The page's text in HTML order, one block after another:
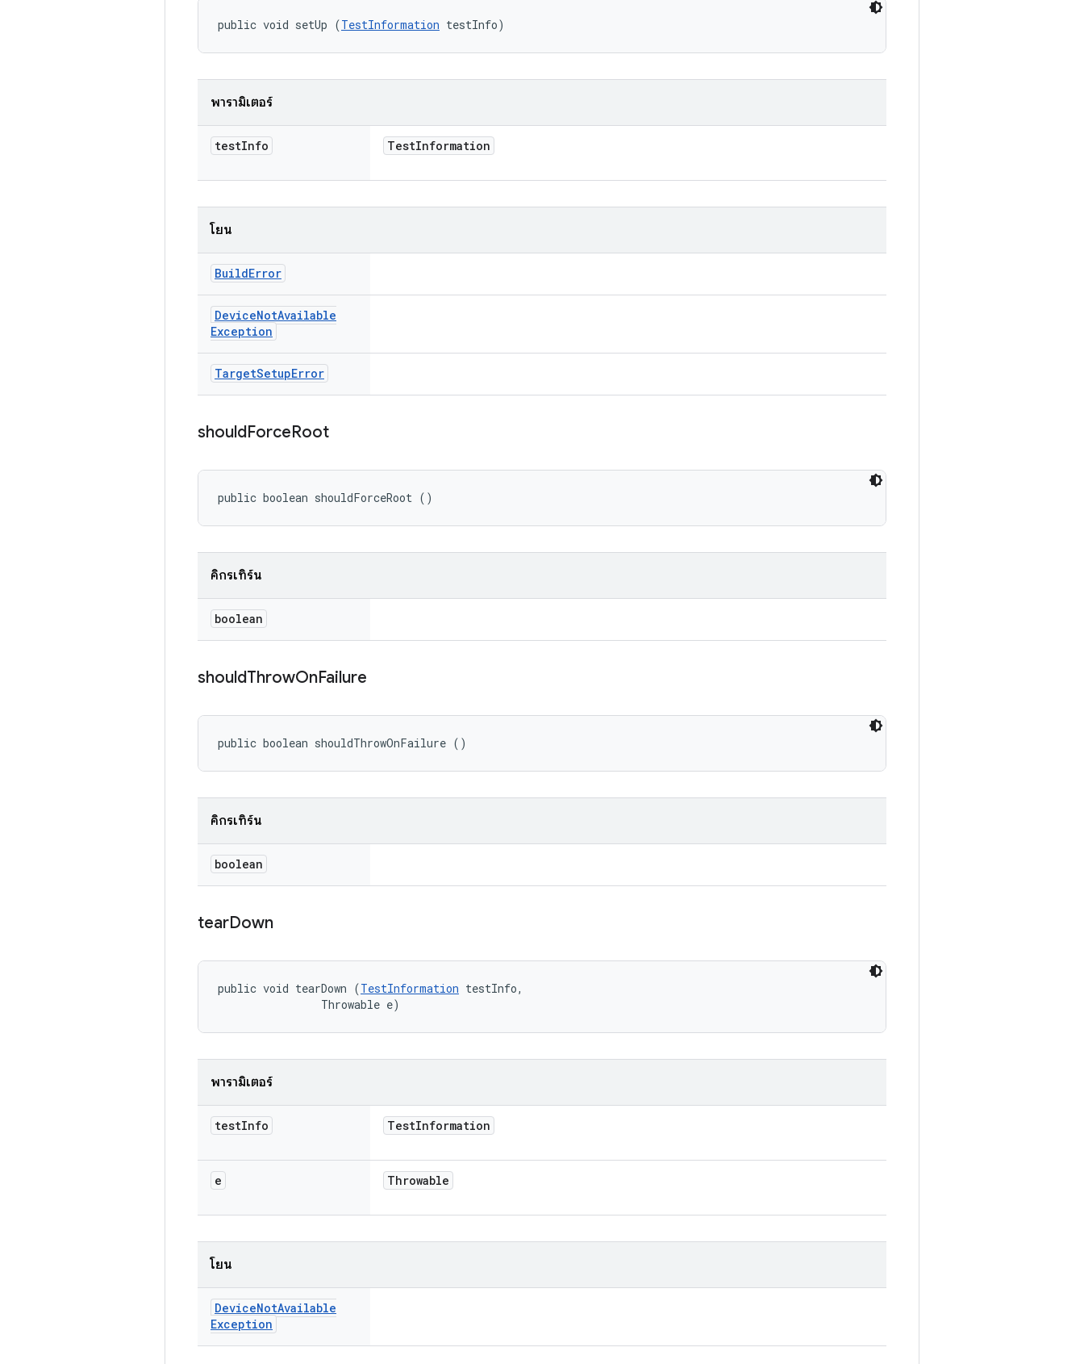
public void setUp (TestInformation testInfo)
พารามิเตอร์
testInfo TestInformation
โยน
BuildError
DeviceNotAvailable
Exception
TargetSetupError
shouldForceRoot
public boolean shouldForceRoot ()
คิกรีเทิร์น
boolean
shouldThrowOnFailure
public boolean shouldThrowOnFailure ()
คิกรีเทิร์น
boolean
tearDown
public void tearDown (TestInformation testInfo,
                Throwable e)
พารามิเตอร์
testInfo TestInformation
e Throwable
โยน
DeviceNotAvailable
Exception